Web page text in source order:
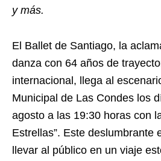
y más.
El Ballet de Santiago, la
danza con 64 años de
internacional, llega al
Municipal de Las Condes los
agosto a las 19:30 horas con
Estrellas”. Este deslumbrante
llevar al público en un viaje